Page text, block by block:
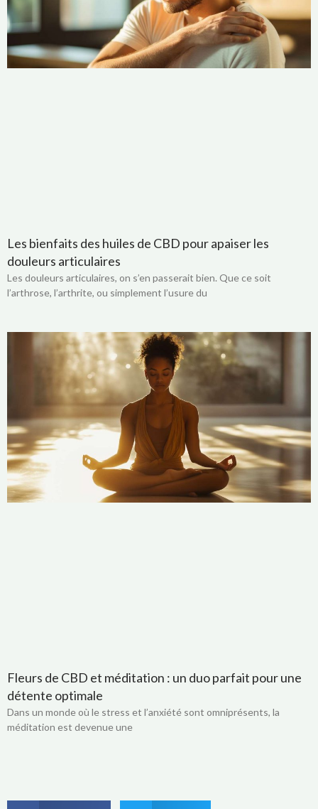
Les bienfaits des huiles de CBD pour apaiser les
douleurs articulaires
Les douleurs articulaires, on s’en passerait bien. Que ce soit
l’arthrose, l’arthrite, ou simplement l’usure du
Fleurs de CBD et méditation : un duo parfait pour une
détente optimale
Dans un monde où le stress et l’anxiété sont omniprésents, la
méditation est devenue une